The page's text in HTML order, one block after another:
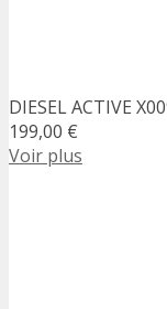
DIESEL ACTIVE
199,00 €
Voir plus